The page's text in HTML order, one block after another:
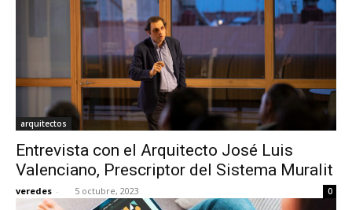
arquitectos
Entrevista con el Arquitecto José Luis
Valenciano, Prescriptor del Sistema Muralit
veredes - 5 octubre, 2023 0